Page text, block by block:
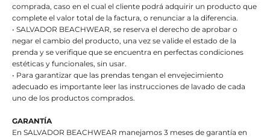
comprada, caso en el cual el cliente podrá adquirir un producto que
complete el valor total de la factura, o renunciar a la diferencia.
• SALVADOR BEACHWEAR, se reserva el derecho de aprobar o
negar el cambio del producto, una vez se valide el estado de la
prenda y se verifique que se encuentra en perfectas condiciones
estéticas y funcionales, sin usar.
• Para garantizar que las prendas tengan el envejecimiento
adecuado es importante leer las instrucciones de lavado de cada
uno de los productos comprados.
GARANTÍA
En SALVADOR BEACHWEAR manejamos 3 meses de garantía en